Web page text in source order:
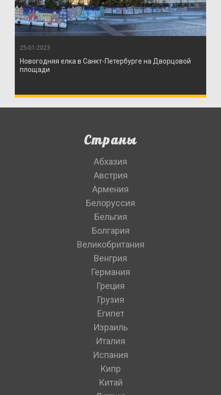
25-01-2023
Новогодняя елка в Санкт-Петербурге на Дворцовой
площади
Страны
Абхазия
Австрия
Армения
Белоруссия
Бельгия
Болгария
Великобритания
Венгрия
Германия
Греция
Грузия
Египет
Израиль
Италия
Испания
Кипр
Китай